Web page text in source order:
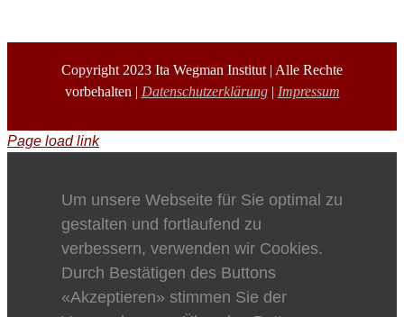
Copyright 2023 Ita Wegman Institut | Alle Rechte
vorbehalten | Datenschutzerklärung| Impressum
Page load link
Um unsere Webseite für Sie optimal zu
gestalten und fortlaufend zu
verbessern, verwenden wir Cookies.
Durch Bestätigen des Buttons
«Akzeptieren» stimmen Sie der